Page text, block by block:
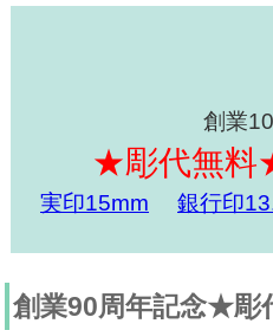
創業
★彫代無料
実印15mm 銀行印
創業90周年記念★